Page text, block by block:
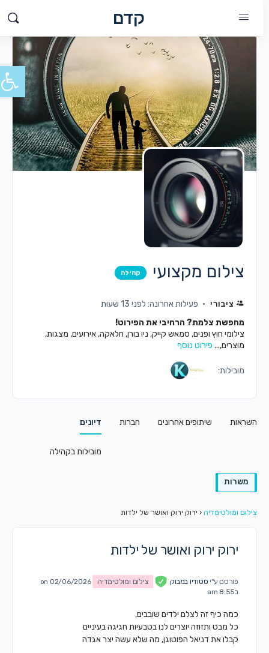
קדם
צילום מקצועי קהילה
ציבורי
פעילות אחרונה: לפני 13 שעות
מחפשת צלמת? הרחיבי את הפירוט!
צילומי חוץ ופנים, סמאש קייק, ניו בורן, חלאקה, אירועים, מצגות,
מוצרים,...פירוט נוסף
מובילות:
השראות שיתופים אחרונים חברות דיונים
מובילות בקהילה
משרות
צילום ומולטימדיה ‹ ירוק ירוק ואושר של ילדות
ירוק ירוק ואושר של ילדות
פורסם ע"יסטודיו במבוק צילום ומולטימדיה
on 02/06/2026
ב8:55 am
כמה כיף זה לצלם ילדים שובבים,
כל מבט ותזוזה יוצרים לנו בטבעיות חגיגה בעיניים
קבלו את דניאל הפוטוגן, מה שלא עשה יצר אגדה
פתח